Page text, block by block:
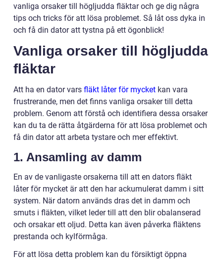
vanliga orsaker till högljudda fläktar och ge dig några
tips och tricks för att lösa problemet. Så låt oss dyka in
och få din dator att tystna på ett ögonblick!
Vanliga orsaker till högljudda
fläktar
Att ha en dator vars fläkt låter för mycket kan vara
frustrerande, men det finns vanliga orsaker till detta
problem. Genom att förstå och identifiera dessa orsaker
kan du ta de rätta åtgärderna för att lösa problemet och
få din dator att arbeta tystare och mer effektivt.
1. Ansamling av damm
En av de vanligaste orsakerna till att en dators fläkt
låter för mycket är att den har ackumulerat damm i sitt
system. När datorn används dras det in damm och
smuts i fläkten, vilket leder till att den blir obalanserad
och orsakar ett oljud. Detta kan även påverka fläktens
prestanda och kylförmåga.
För att lösa detta problem kan du försiktigt öppna